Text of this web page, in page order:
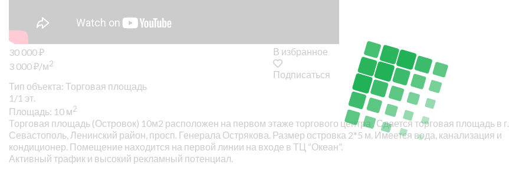
30 000₽
3 000₽/м2
В избранное
Подписаться
Тип объекта: Торговая площадь
1/1 эт.
Площадь: 10 м2
Торговая площадь (Островок) 10м2 расположен на первом этаже торгового центра . Сдается торговая площадь в г.
Севастополь, Ленинский район, просп. Генерала Острякова. Размер островка 2*5 м. Имеется вода, канализация и
кондиционер. Помещение находится на первой линии на входе в ТЦ “Океан”.
Активный трафик и высокий рекламный потенциал.